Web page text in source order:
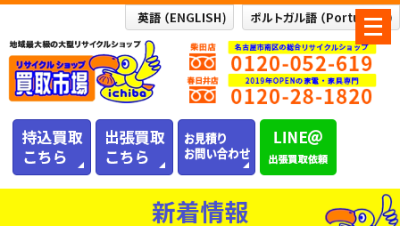
メ
ニ
ュ
ー
新着情報